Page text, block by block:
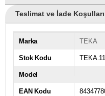
Teslimat ve İade Koşulları
Marka TEKA
Stok Kodu
Model
EAN Kodu